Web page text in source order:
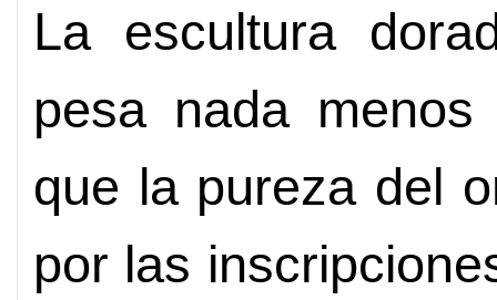
La escultura
pesa nada
que la pureza del
por las